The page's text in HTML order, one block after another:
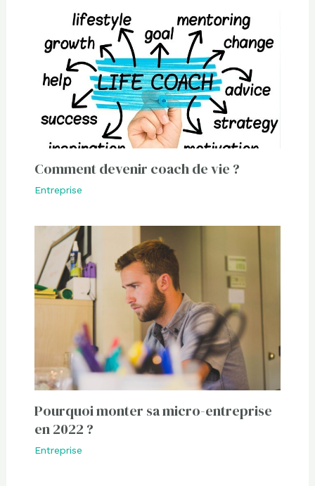
Comment devenir coach de vie ?
Entreprise
Pourquoi monter sa micro-entreprise
en 2022 ?
Entreprise